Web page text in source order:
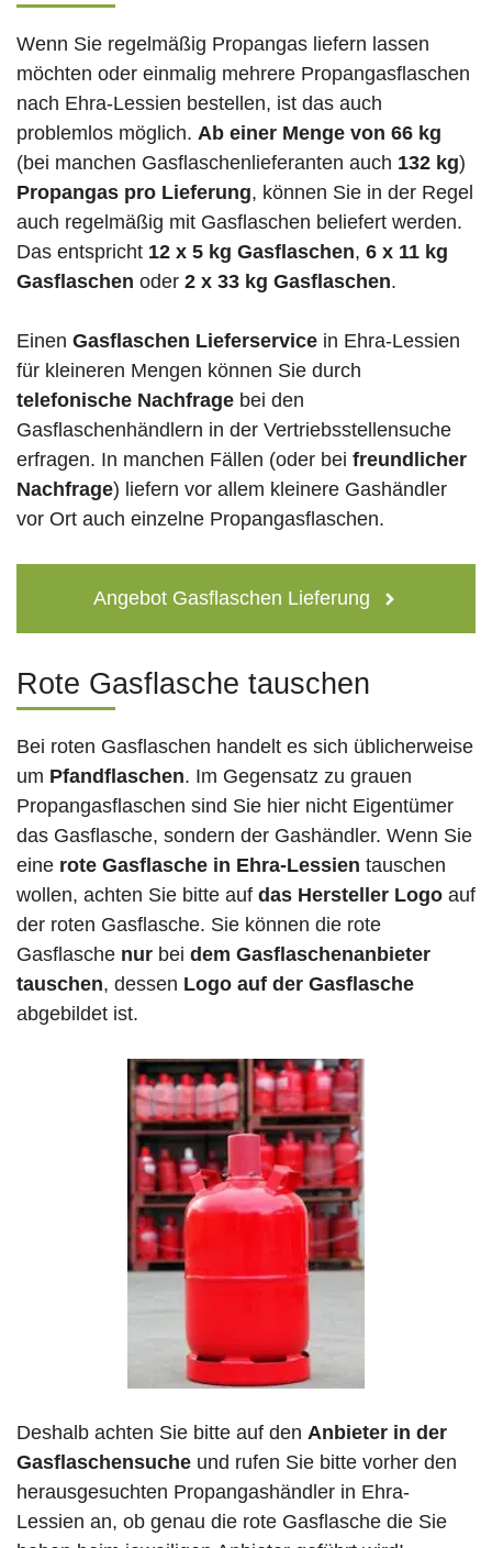
Wenn Sie regelmäßig Propangas liefern lassen
möchten oder einmalig mehrere Propangasflaschen
nach Ehra-Lessien bestellen, ist das auch
problemlos möglich. Ab einer Menge von 66 kg
(bei manchen Gasflaschenlieferanten auch 132 kg)
Propangas pro Lieferung, können Sie in der Regel
auch regelmäßig mit Gasflaschen beliefert werden.
Das entspricht 12 x 5 kg Gasflaschen, 6 x 11 kg
Gasflaschen oder 2 x 33 kg Gasflaschen.
Einen Gasflaschen Lieferservice in Ehra-Lessien
für kleineren Mengen können Sie durch
telefonische Nachfrage bei den
Gasflaschenhändlern in der Vertriebsstellensuche
erfragen. In manchen Fällen (oder bei freundlicher
Nachfrage) liefern vor allem kleinere Gashändler
vor Ort auch einzelne Propangasflaschen.
Angebot Gasflaschen Lieferung
Rote Gasflasche tauschen
Bei roten Gasflaschen handelt es sich üblicherweise
um Pfandflaschen. Im Gegensatz zu grauen
Propangasflaschen sind Sie hier nicht Eigentümer
das Gasflasche, sondern der Gashändler. Wenn Sie
eine rote Gasflasche in Ehra-Lessien tauschen
wollen, achten Sie bitte auf das Hersteller Logo auf
der roten Gasflasche. Sie können die rote
Gasflasche nur bei dem Gasflaschenanbieter
tauschen, dessen Logo auf der Gasflasche
abgebildet ist.
Deshalb achten Sie bitte auf den Anbieter in der
Gasflaschensuche und rufen Sie bitte vorher den
herausgesuchten Propangashändler in Ehra-
Lessien an, ob genau die rote Gasflasche die Sie